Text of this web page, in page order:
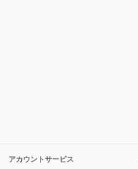
アカウントサービス